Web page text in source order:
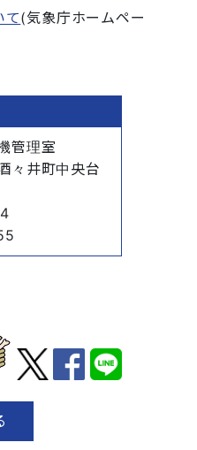
て(気象庁ホームペー
管理室
々井町中央台